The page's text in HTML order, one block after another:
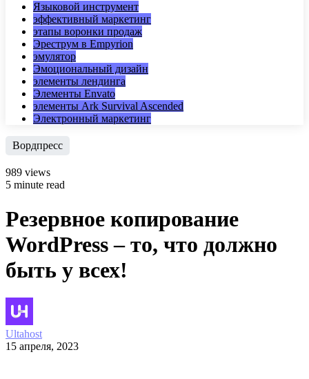
Языковой инструмент
эффективный маркетинг
этапы воронки продаж
Эреструм в Empyrion
эмулятор
Эмоциональный дизайн
элементы лендинга
Элементы Envato
элементы Ark Survival Ascended
Электронный маркетинг
Вордпресс
989 views
5 minute read
Резервное копирование
WordPress – то, что должно
быть у всех!
Ultahost
15 апреля, 2023